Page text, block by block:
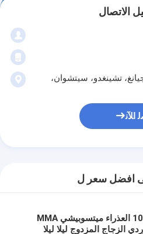
الاتصال
تشينغدو، سيتشوان،
ﺍﻶﻧ
افضل سعر ل
100٪ العذراء ميتسوبيشي MMA
الزجاج المزدوج ليلا ليلا